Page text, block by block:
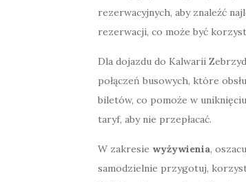
rezerwacyjnych, aby znaleźć
rezerwacji, co może być
Dla dojazdu do Kalwarii
połączeń busowych, które
biletów, co pomoże w
taryf, aby nie przepłacać.
W zakresie wyżywienia,
samodzielnie przygotuj,